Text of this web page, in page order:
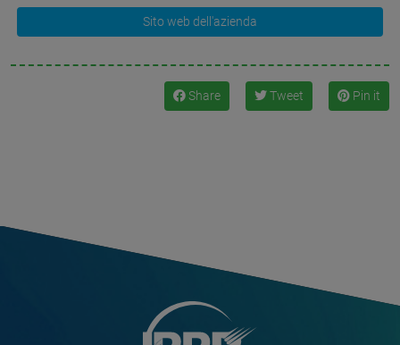
Sito web dell'azienda
Share Tweet Pin it